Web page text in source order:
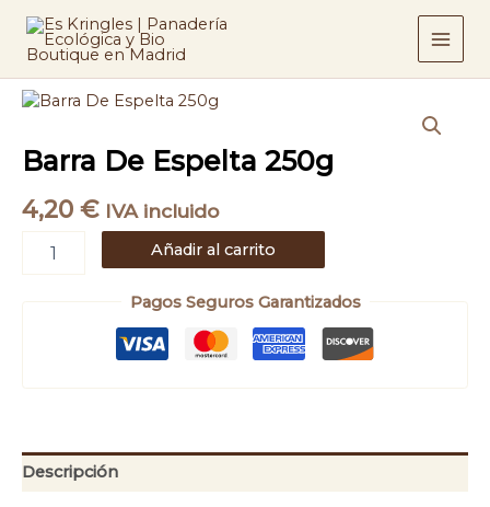
contenido
Barra De Espelta 250g
4,20 € IVA incluido
Barra
250g
Añadir al carrito
Pagos Seguros Garantizados
Descripción
cantidad